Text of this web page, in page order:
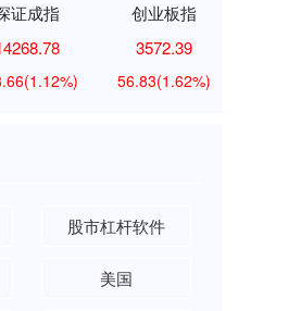
证成指
(1.12%)
创业板指
3572.39
56.83(1.62%)
股市杠杆软件
美国